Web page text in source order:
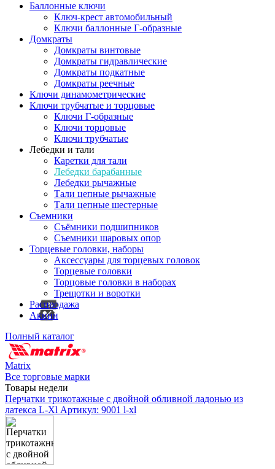
Баллонные ключи
Ключ-крест автомобильный
Ключи баллонные Г-образные
Домкраты
Домкраты винтовые
Домкраты гидравлические
Домкраты подкатные
Домкраты реечные
Ключи динамометрические
Ключи трубчатые и торцовые
Ключи Г-образные
Ключи торцовые
Ключи трубчатые
Лебедки и тали
Каретки для тали
Лебедки барабанные
Лебедки рычажные
Тали цепные рычажные
Тали цепные шестерные
Съемники
Съёмники подшипников
Съемники шаровых опор
Торцевые головки, наборы
Аксессуары для торцевых головок
Торцевые головки
Торцовые головки в наборах
Трещотки и воротки
Распродажа
Акции
Полный каталог
Matrix
Все торговые марки
Товары недели
Перчатки трикотажные с двойной обливной ладонью из
латекса L-Xl Артикул: 9001 l-xl